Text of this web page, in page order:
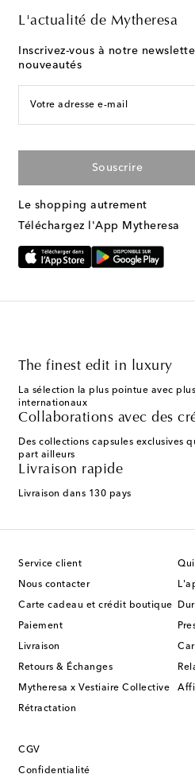
L'actualité de Mytheresa
Inscrivez-vous à notre
nouveautés
Votre adresse e-mail
Souscrire
Le shopping autrement
Téléchargez l'App Mytheresa
The finest edit in luxury
La sélection la plus pointue avec
internationaux
Collaborations avec des
Des collections capsules exclusives
part ailleurs
Livraison rapide
Livraison dans 130 pays
Service client
Nous contacter
Carte cadeau et crédit boutique
Paiement
Livraison
Retours & Échanges
Mytheresa x Vestiaire Collective
Rétractation
CGV
Confidentialité